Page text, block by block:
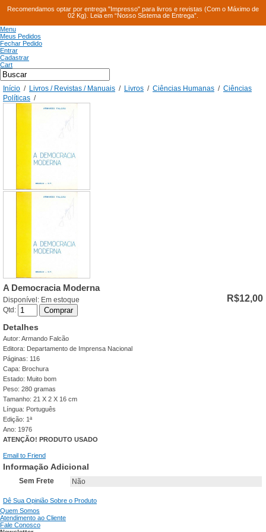
Recomendamos optar por entrega "Impresso" para livros e revistas (Com o Máximo de
02 Kg). Leia em “Nosso Sistema de Entrega”.
Menu
Meus Pedidos
Fechar Pedido
Entrar
Cadastrar
Cart
Início / Livros / Revistas / Manuais / Livros / Ciências Humanas / Ciências
Políticas /
A Democracia Moderna
Disponível: Em estoque R$12,00
Qtd: Comprar
Detalhes
Autor: Armando Falcão
Editora: Departamento de Imprensa Nacional
Páginas: 116
Capa: Brochura
Estado: Muito bom
Peso: 280 gramas
Tamanho: 21 X 2 X 16 cm
Língua: Português
Edição: 1ª
Ano: 1976
ATENÇÃO! PRODUTO USADO
Email to Friend
Informação Adicional
Sem Frete Não
Dê Sua Opinião Sobre o Produto
Quem Somos
Atendimento ao Cliente
Fale Conosco